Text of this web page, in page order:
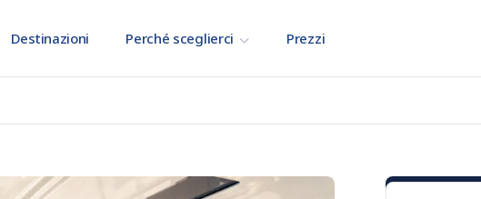
Destinazioni Perché sceglierci Prezzi